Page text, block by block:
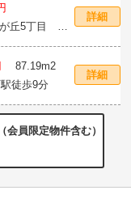
詳細
87.19m2
西区戸部本町 高島町駅徒歩9分
詳細
員限定物件含む）